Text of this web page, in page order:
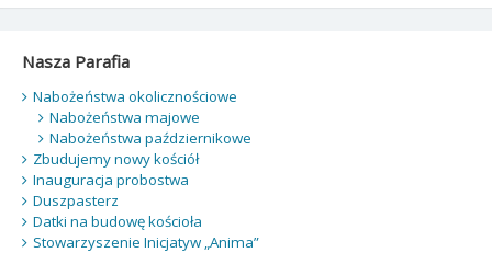
Nasza Parafia
Nabożeństwa okolicznościowe
Nabożeństwa majowe
Nabożeństwa październikowe
Zbudujemy nowy kościół
Inauguracja probostwa
Duszpasterz
Datki na budowę kościoła
Stowarzyszenie Inicjatyw „Anima”